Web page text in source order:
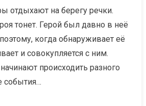
отдыхают на берегу речки.
тонет. Герой был давно в неё
когда обнаруживает её
и совокупляется с ним.
происходить разного
события…